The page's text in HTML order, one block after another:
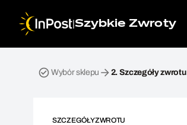
|Szybkie Zwroty
Wybór sklepu 2. Szczegóły zwrotu
SZCZEGÓŁY ZWROTU